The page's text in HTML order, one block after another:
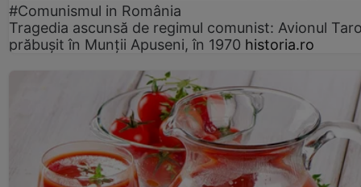
#Comunismul in România
Tragedia ascunsă de regimul comunist: Avionul
prăbușit în Munții Apuseni, în 1970 historia.ro